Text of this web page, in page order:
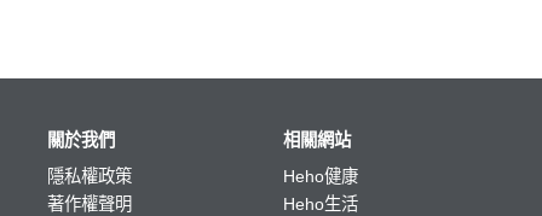
關於我們
隱私權政策
著作權聲明
相關網站
Heho健康
Heho生活